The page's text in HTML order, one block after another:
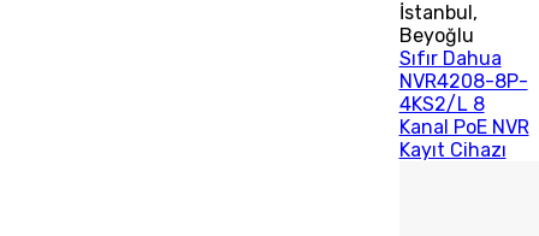
İstanbul ,
Beyoğlu
Sıfır Dahua
NVR4208-8P-
4KS2/L 8
Kanal PoE NVR
Kayıt Cihazı